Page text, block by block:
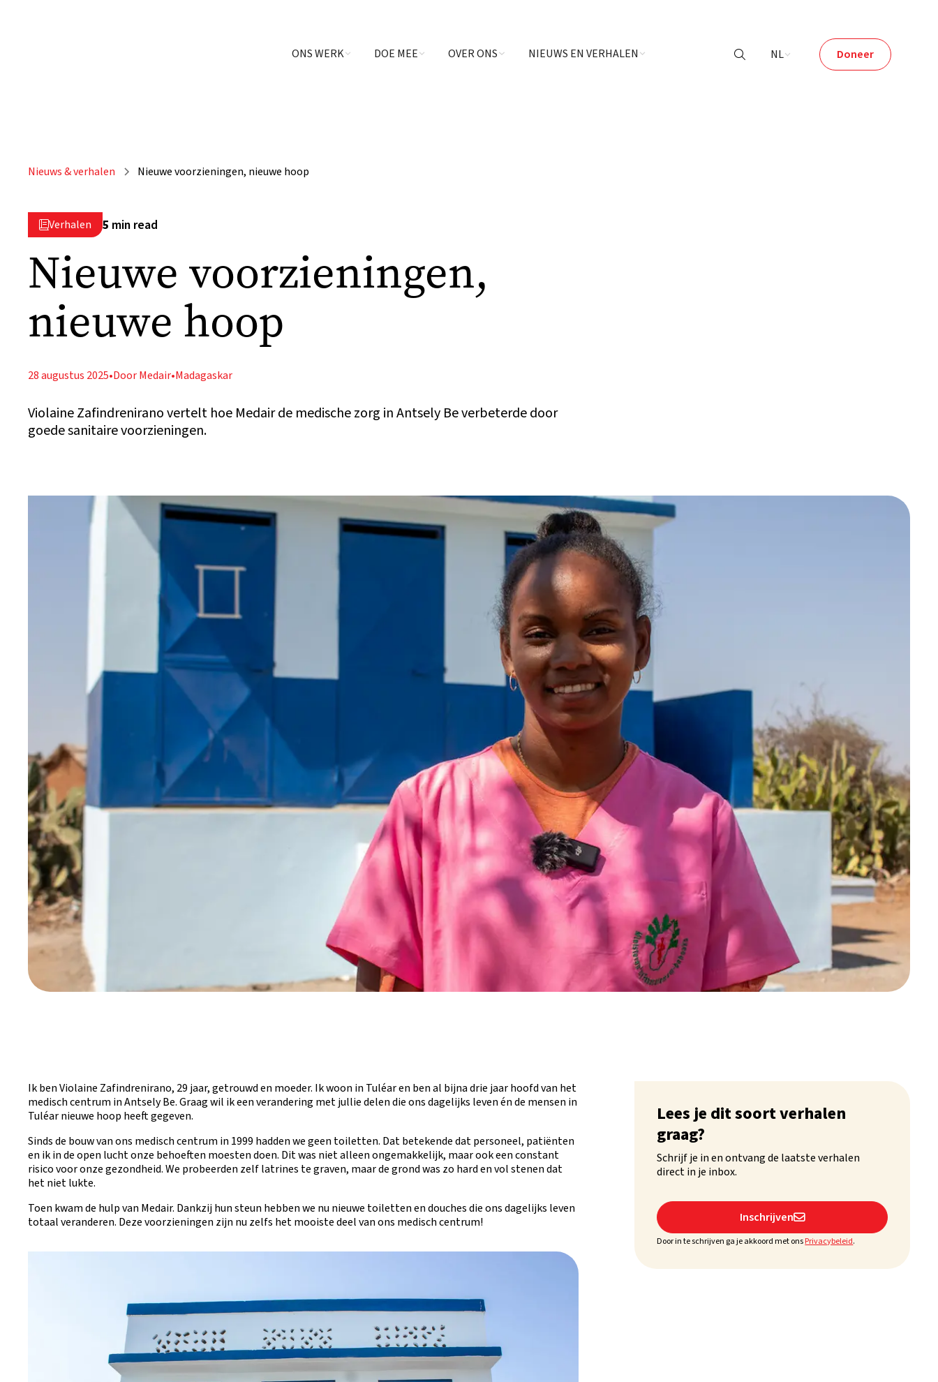
ONS WERK DOE MEE OVER ONS NIEUWS EN VERHALEN  NL Doneer
Nieuws & verhalen Nieuwe voorzieningen, nieuwe hoop
Verhalen 5 min read
Nieuwe voorzieningen,
nieuwe hoop
28 augustus 2025•Door Medair•Madagaskar
Violaine Zafindrenirano vertelt hoe Medair de medische zorg in Antsely Be verbeterde door
goede sanitaire voorzieningen.
Ik ben Violaine Zafindrenirano, 29 jaar, getrouwd en moeder. Ik woon in Tuléar en ben al bijna drie jaar hoofd van het
medisch centrum in Antsely Be. Graag wil ik een verandering met jullie delen die ons dagelijks leven én de mensen in
Tuléar nieuwe hoop heeft gegeven.
Sinds de bouw van ons medisch centrum in 1999 hadden we geen toiletten. Dat betekende dat personeel, patiënten
en ik in de open lucht onze behoeften moesten doen. Dit was niet alleen ongemakkelijk, maar ook een constant
risico voor onze gezondheid. We probeerden zelf latrines te graven, maar de grond was zo hard en vol stenen dat
het niet lukte.
Toen kwam de hulp van Medair. Dankzij hun steun hebben we nu nieuwe toiletten en douches die ons dagelijks leven
totaal veranderen. Deze voorzieningen zijn nu zelfs het mooiste deel van ons medisch centrum!
Lees je dit soort verhalen
graag?
Schrijf je in en ontvang de laatste verhalen
direct in je inbox.
Inschrijven
Door in te schrijven ga je akkoord met onsPrivacybeleid.